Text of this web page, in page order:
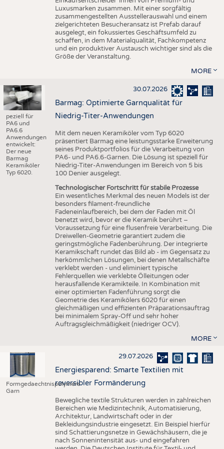
Luxusmarken zusammen. Mit einer sorgfältig
zusammengestellten Ausstellerauswahl und einem
zielgerichteten Besucheransatz ist Prefab darauf
ausgelegt, ein fokussiertes Geschäftsumfeld zu
schaffen, in dem Materialqualität, Fachkompetenz
und ein produktiver Austausch wichtiger sind als die
Größe der Veranstaltung.
MORE
peziell für
PA6 und
PA6.6
Anwendungen
entwickelt:
Der neue
Barmag
Keramiköler
Typ 6020.
30.07.2026
Barmag: Optimierte Garnqualität für
Niedrig-Titer-Anwendungen
Mit dem neuen Keramiköler vom Typ 6020
präsentiert Barmag eine leistungsstarke Erweiterung
seines Produktportfolios für die Verarbeitung von
PA6- und PA6.6-Garnen. Die Lösung ist speziell für
Niedrig-Titer-Anwendungen im Bereich von 5 bis
100 Denier ausgelegt.
Technologischer Fortschritt für stabile Prozesse
Ein wesentliches Merkmal des neuen Models ist der
besonders filament-freundliche
Fadeneinlaufbereich, bei dem der Faden mit Öl
benetzt wird, bevor er die Keramik berührt –
Voraussetzung für eine flusenfreie Verarbeitung. Die
Dreiwellen-Geometrie garantiert zudem die
geringstmögliche Fadenberührung. Der integrierte
Keramikschaft rundet das Bild ab - im Gegensatz zu
herkömmlichen Lösungen, bei denen Metallschäfte
verklebt werden - und eliminiert typische
Fehlerquellen wie verklebte Ölleitungen oder
herausfallende Keramikteile. In Kombination mit
einer optimierten Fadenführung sorgt die
Geometrie des Keramikölers 6020 für einen
gleichmäßigen und effizienten Präparationsauftrag
bei minimalem Spray-Off und sehr hoher
Auftragsgleichmäßigkeit (niedriger OCV).
MORE
Formgedaechtnispolymere
Garn
29.07.2026
Energiesparend: Smarte Textilien mit
reversibler Formänderung
Bewegliche textile Strukturen werden in zahlreichen
Bereichen wie Medizintechnik, Automatisierung,
Architektur, Landwirtschaft oder in der
Bekleidungsindustrie eingesetzt. Ein Beispiel hierfür
sind Schattierungsnetze in Gewächshäusern, die je
nach Sonnenintensität aus- und eingefahren